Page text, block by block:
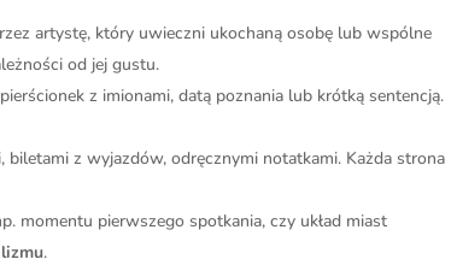
artystę, który uwieczni ukochaną osobę lub wspólne
od jej gustu.
z imionami, datą poznania lub krótką sentencją.
biletami z wyjazdów, odręcznymi notatkami. Każda strona
momentu pierwszego spotkania, czy układ miast
.